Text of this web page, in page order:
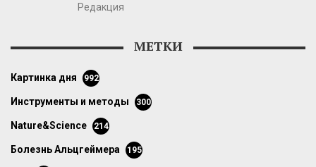
Редакция
МЕТКИ
картинка дня 992
инструменты и методы 300
Nature&Science 214
болезнь Альцгеймера 195